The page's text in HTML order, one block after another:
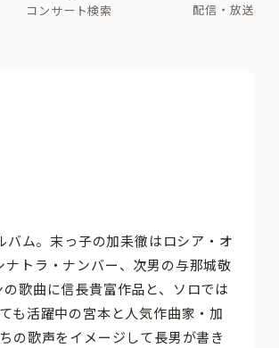
から
トラコンサート
コンサート検索 配信・放送
ム。末っ子の加耒徹はロシア・オ
トラ・ナンバー、次男の与那城敬
歌曲に信長貴富作品と、ソロでは
も活躍中の宮本と人気作曲家・加
の歌声をイメージして長男が書き